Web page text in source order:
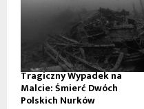
Tragiczny Wypadek na
Malcie: Śmierć Dwóch
Polskich Nurków